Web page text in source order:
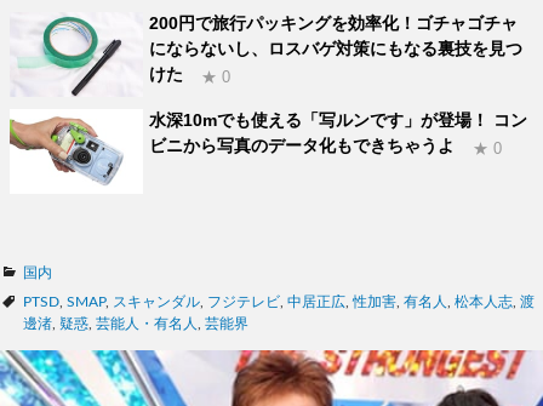
200円で旅行パッキングを効率化！ゴチャゴチャ
にならないし、ロスバゲ対策にもなる裏技を見つ
けた
★ 0
水深10mでも使える「写ルンです」が登場！ コン
ビニから写真のデータ化もできちゃうよ
★ 0
カ
テ
ゴ
ー
国内
タ
グ
PTSD SMAP, スキャンダル フジテレビ 中居正広 ,性加害 有名人 松本人志 渡
邊渚 疑惑 芸能人・有名人 芸能界